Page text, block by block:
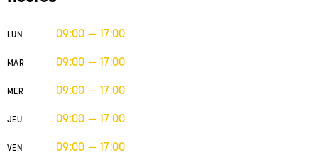
LUN 09:00 — 17:00
MAR 09:00 — 17:00
MER 09:00 — 17:00
JEU 09:00 — 17:00
VEN 09:00 — 17:00